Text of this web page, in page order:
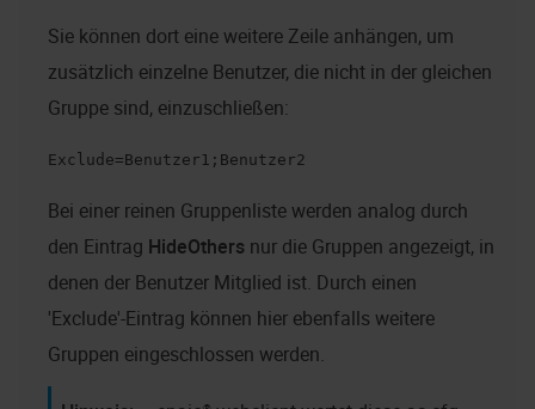
Sie können dort eine weitere Zeile anhängen, um
zusätzlich einzelne Benutzer, die nicht in der gleichen
Gruppe sind, einzuschließen:
Exclude=Benutzer1;Benutzer2
Bei einer reinen Gruppenliste werden analog durch
den Eintrag HideOthers nur die Gruppen angezeigt, in
denen der Benutzer Mitglied ist. Durch einen
'Exclude'-Eintrag können hier ebenfalls weitere
Gruppen eingeschlossen werden.